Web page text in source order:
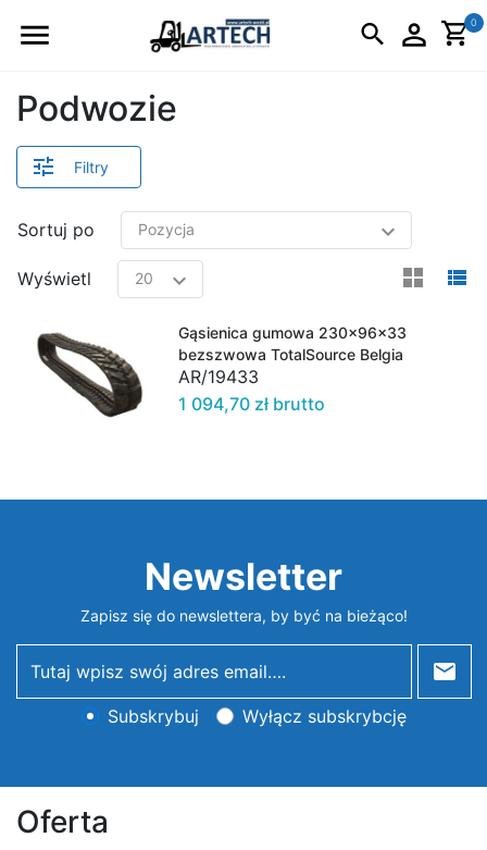
0
Podwozie
Filtry
Sortuj po
Wyświetl
Gąsienica gumowa 230x96x33
bezszwowa TotalSource Belgia
AR/19433
1 094,70 zł brutto
Newsletter
Zapisz się do newslettera, by być na bieżąco!
newsletter
Subskrybuj Wyłącz subskrybcję
Oferta